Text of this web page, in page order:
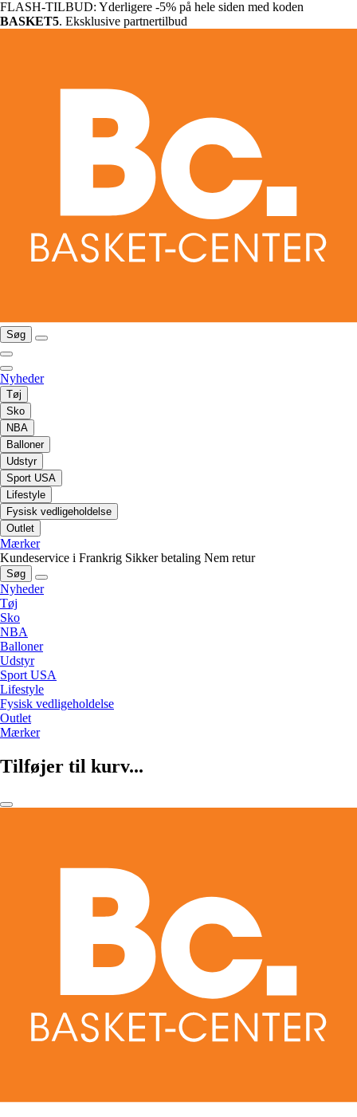
FLASH-TILBUD: Yderligere -5% på hele siden med koden
BASKET5. Eksklusive partnertilbud
Søg
Nyheder
Tøj
Sko
NBA
Balloner
Udstyr
Sport USA
Lifestyle
Fysisk vedligeholdelse
Outlet
Mærker
Kundeservice i Frankrig Sikker betaling Nem retur
Søg
Nyheder
Tøj
Sko
NBA
Balloner
Udstyr
Sport USA
Lifestyle
Fysisk vedligeholdelse
Outlet
Mærker
Tilføjer til kurv...